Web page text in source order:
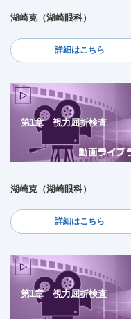
湖崎克（湖崎眼科）
詳細はこちら
第1章 視力屈折検査
湖崎克（湖崎眼科）
詳細はこちら
第1章 視力屈折検査